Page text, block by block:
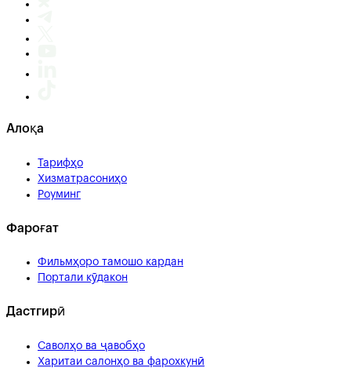
Алоқа
Тарифҳо
Хизматрасониҳо
Роуминг
Фароғат
Фильмҳоро тамошо кардан
Портали кӯдакон
Дастгирӣ
Саволҳо ва ҷавобҳо
Харитаи салонҳо ва фарохкунӣ